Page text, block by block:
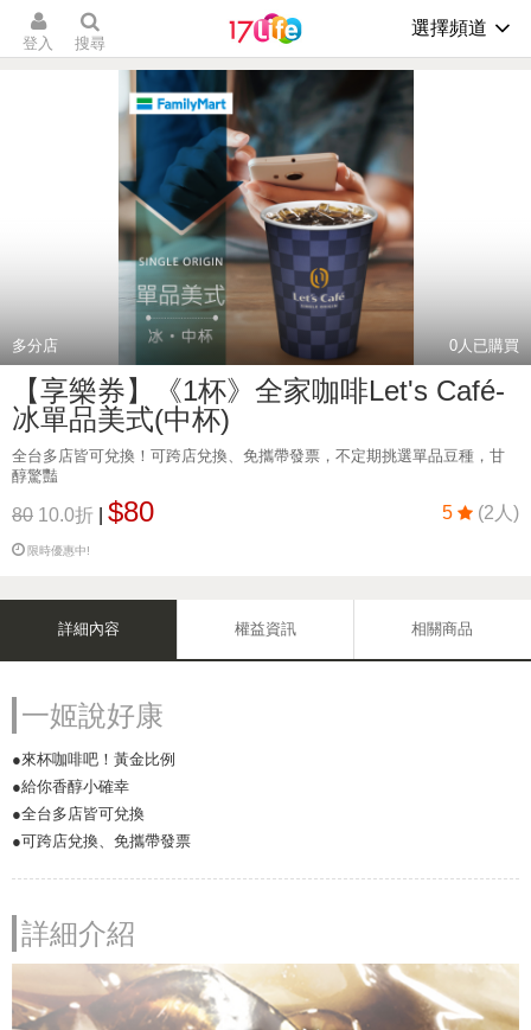
登入 搜尋
選擇頻道
多分店 0人已購買
【享樂券】《1杯》全家咖啡Let's Café-
冰單品美式(中杯)
全台多店皆可兌換！可跨店兌換、免攜帶發票，不定期挑選單品豆種，甘
醇驚豔
80 10.0折 $80 5 (2人)
限時優惠中!
詳細內容 權益資訊 相關商品
一姬說好康
●來杯咖啡吧！黃金比例
●給你香醇小確幸
●全台多店皆可兌換
●可跨店兌換、免攜帶發票
詳細介紹